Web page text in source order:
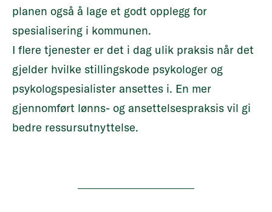
planen også å lage et godt opplegg for
spesialisering i kommunen.
I flere tjenester er det i dag ulik praksis når det
gjelder hvilke stillingskode psykologer og
psykologspesialister ansettes i. En mer
gjennomført lønns- og ansettelsespraksis vil gi
bedre ressursutnyttelse.